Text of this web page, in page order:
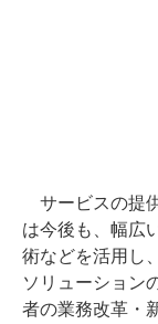
サービスの提
は今後も、幅広
術などを活用し
ソリューション
者の業務改革・